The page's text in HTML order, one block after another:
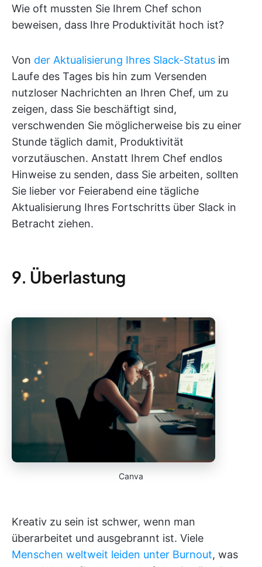
Wie oft mussten Sie Ihrem Chef schon
beweisen, dass Ihre Produktivität hoch ist?
Von der Aktualisierung Ihres Slack-Status im
Laufe des Tages bis hin zum Versenden
nutzloser Nachrichten an Ihren Chef, um zu
zeigen, dass Sie beschäftigt sind,
verschwenden Sie möglicherweise bis zu einer
Stunde täglich damit, Produktivität
vorzutäuschen. Anstatt Ihrem Chef endlos
Hinweise zu senden, dass Sie arbeiten, sollten
Sie lieber vor Feierabend eine tägliche
Aktualisierung Ihres Fortschritts über Slack in
Betracht ziehen.
9. Überlastung
Canva
Kreativ zu sein ist schwer, wenn man
überarbeitet und ausgebrannt ist. Viele
Menschen weltweit leiden unter Burnout, was